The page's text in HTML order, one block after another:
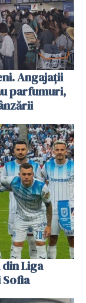
Angajații
parfumuri,
Liga